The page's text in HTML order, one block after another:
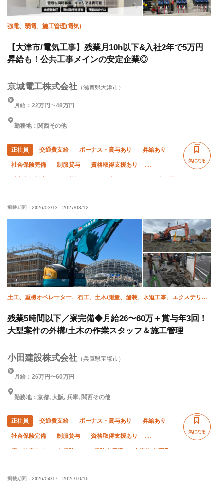
強電、弱電、施工管理(電気)
【大津市/電気工事】残業月10h以下&入社2年で5万円
昇給も！公共工事メインの安定企業◎
京城電工株式会社 （滋賀県大津市）
月給：22万円〜48万円
勤務地：関西その他
正社員 交通費支給 ボーナス・賞与あり 昇給あり
社会保険完備 制服貸与 資格取得支援あり
年末年始休暇 車・バイク通勤OK
気になる
掲載期間： 2026/03/13 - 2027/03/12
土工、重機オペレーター、石工、土木/測量、舗装、水道工事、エクステリ
残業5時間以下／寮完備◆月給26〜60万＋賞与年3回！
大型案件の外構/土木の作業スタッフ＆施工管理
小田建設株式会社 （兵庫県宝塚市）
月給：26万円〜60万円
勤務地：京都, 大阪, 兵庫, 関西その他
正社員 交通費支給 ボーナス・賞与あり 昇給あり
社会保険完備 制服貸与 資格取得支援あり
寮・社宅あり 未経験OK 経験者優遇 有資格者優遇
年末年始休暇 車・バイク通勤OK
気になる
掲載期間： 2026/04/17 - 2026/10/16